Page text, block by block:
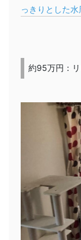
っきりとした水
約95万円：